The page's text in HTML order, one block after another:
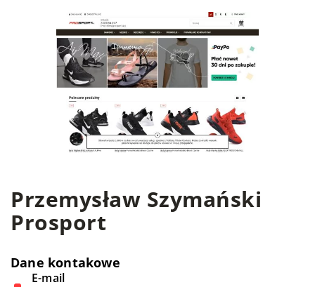
Przemysław Szymański
Prosport
Dane kontakowe
E-mail